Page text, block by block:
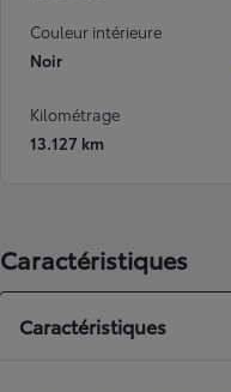
Couleur intérieure
Noir
Kilométrage
13.127 km
Caractéristiques
Caractéristiques